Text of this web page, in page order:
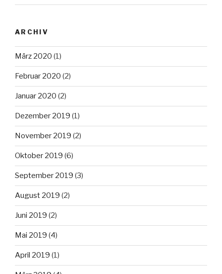
ARCHIV
März 2020 (1)
Februar 2020 (2)
Januar 2020 (2)
Dezember 2019 (1)
November 2019 (2)
Oktober 2019 (6)
September 2019 (3)
August 2019 (2)
Juni 2019 (2)
Mai 2019 (4)
April 2019 (1)